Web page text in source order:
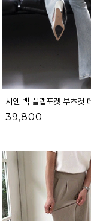
39,800